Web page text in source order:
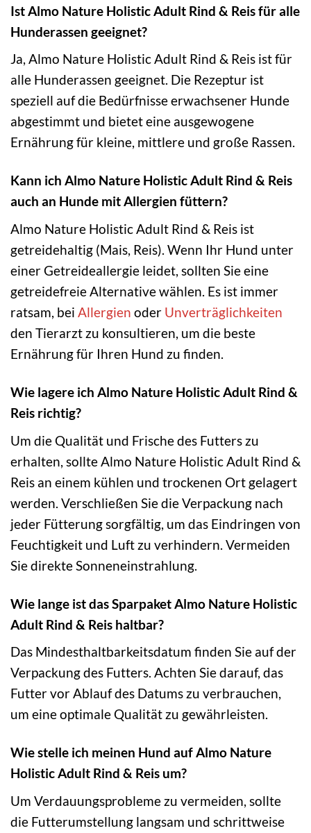
Ist Almo Nature Holistic Adult Rind & Reis für alle
Hunderassen geeignet?
Ja, Almo Nature Holistic Adult Rind & Reis ist für
alle Hunderassen geeignet. Die Rezeptur ist
speziell auf die Bedürfnisse erwachsener Hunde
abgestimmt und bietet eine ausgewogene
Ernährung für kleine, mittlere und große Rassen.
Kann ich Almo Nature Holistic Adult Rind & Reis
auch an Hunde mit Allergien füttern?
Almo Nature Holistic Adult Rind & Reis ist
getreidehaltig (Mais, Reis). Wenn Ihr Hund unter
einer Getreideallergie leidet, sollten Sie eine
getreidefreie Alternative wählen. Es ist immer
ratsam, bei Allergien oder Unverträglichkeiten
den Tierarzt zu konsultieren, um die beste
Ernährung für Ihren Hund zu finden.
Wie lagere ich Almo Nature Holistic Adult Rind &
Reis richtig?
Um die Qualität und Frische des Futters zu
erhalten, sollte Almo Nature Holistic Adult Rind &
Reis an einem kühlen und trockenen Ort gelagert
werden. Verschließen Sie die Verpackung nach
jeder Fütterung sorgfältig, um das Eindringen von
Feuchtigkeit und Luft zu verhindern. Vermeiden
Sie direkte Sonneneinstrahlung.
Wie lange ist das Sparpaket Almo Nature Holistic
Adult Rind & Reis haltbar?
Das Mindesthaltbarkeitsdatum finden Sie auf der
Verpackung des Futters. Achten Sie darauf, das
Futter vor Ablauf des Datums zu verbrauchen,
um eine optimale Qualität zu gewährleisten.
Wie stelle ich meinen Hund auf Almo Nature
Holistic Adult Rind & Reis um?
Um Verdauungsprobleme zu vermeiden, sollte
die Futterumstellung langsam und schrittweise